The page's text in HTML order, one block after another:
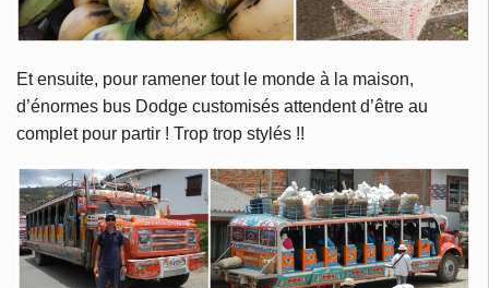
Et ensuite, pour ramener tout le monde à la maison,
d’énormes bus Dodge customisés attendent d’être au
complet pour partir ! Trop trop stylés !!